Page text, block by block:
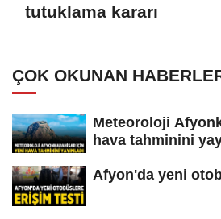
tutuklama kararı
ÇOK OKUNAN
Meteoroloji
hava tahminini
Afyon'da yeni